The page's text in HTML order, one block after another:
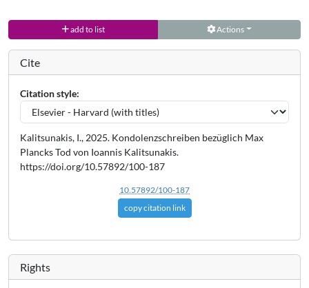
add to list Actions
Cite
Citation style:
Kalitsunakis, I., 2025. Kondolenzschreiben bezüglich Max
Plancks Tod von Ioannis Kalitsunakis.
https://doi.org/10.57892/100-187
10.57892/100-187
copy citation link
Rights